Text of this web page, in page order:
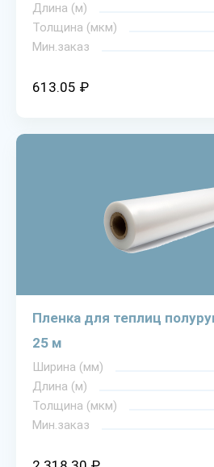
Длина (м)
Толщина (мкм)
Мин.заказ
613.05 ₽
Пленка для теплиц
25 м
Ширина (мм)
Длина (м)
Толщина (мкм)
Мин.заказ